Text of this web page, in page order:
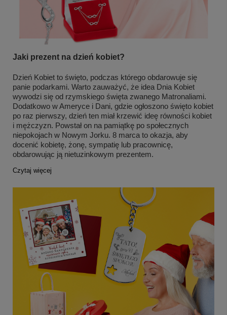
Jaki prezent na dzień kobiet?
Dzień Kobiet to święto, podczas którego obdarowuje się
panie podarkami. Warto zauważyć, że idea Dnia Kobiet
wywodzi się od rzymskiego święta zwanego Matronaliami.
Dodatkowo w Ameryce i Dani, gdzie ogłoszono święto kobiet
po raz pierwszy, dzień ten miał krzewić ideę równości kobiet
i mężczyzn. Powstał on na pamiątkę po społecznych
niepokojach w Nowym Jorku. 8 marca to okazja, aby
docenić kobietę, żonę, sympatię lub pracownicę,
obdarowując ją nietuzinkowym prezentem.
Czytaj więcej